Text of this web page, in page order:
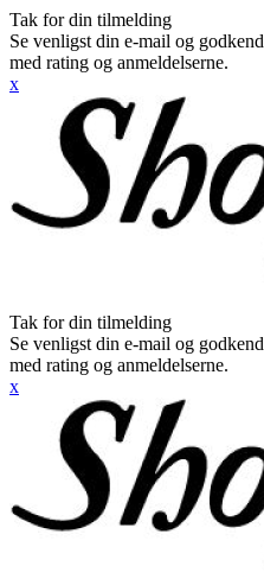
Tak for din tilmelding
Se venligst din e-mail og
med rating og anmeldelserne.
x
Tak for din tilmelding
Se venligst din e-mail og
med rating og anmeldelserne.
x